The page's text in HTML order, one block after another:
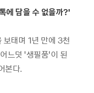
에 담을 수 없을까?'
보태며 1년 만에 3천
느덧 ‘생필품’이 된
본다.